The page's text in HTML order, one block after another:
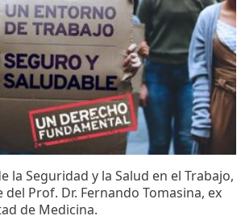
la Seguridad y la Salud en el Trabajo,
Prof. Dr. Fernando Tomasina, ex
de Medicina.